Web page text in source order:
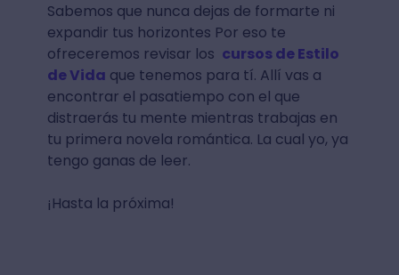
Sabemos que nunca dejas de formarte ni
expandir tus horizontes Por eso te
ofreceremos revisar los cursos de Estilo
de Vida que tenemos para tí. Allí vas a
encontrar el pasatiempo con el que
distraerás tu mente mientras trabajas en
tu primera novela romántica. La cual yo, ya
tengo ganas de leer.
¡Hasta la próxima!